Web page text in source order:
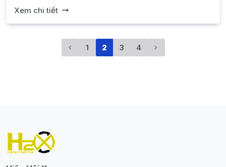
Xem chi tiết
1 2 3 4